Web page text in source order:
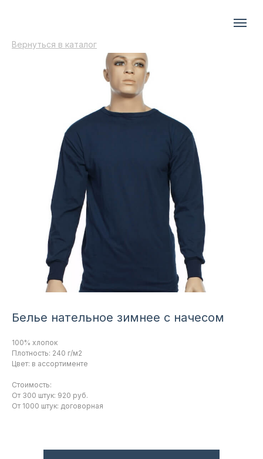
Вернуться в каталог
Белье нательное зимнее с начесом
100% хлопок
Плотность: 240 г/м2
Цвет: в ассортименте
Стоимость:
От 300 штук: 920 руб.
От 1000 штук: договорная